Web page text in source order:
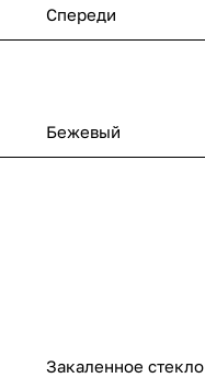
Спереди
Бежевый
Закаленное стекло